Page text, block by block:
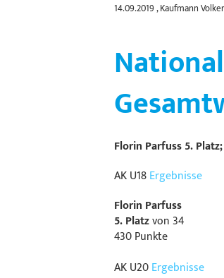
14.09.2019, Kaufmann Volker
Florin Parfuss 5.
AK U18Ergebnisse
Florin Parfuss
5. Platzvon 34
430 Punkte
AK U20Ergebnisse